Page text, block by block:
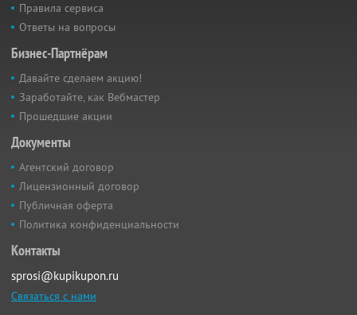
Правила сервиса
Ответы на вопросы
Бизнес-Партнёрам
Давайте сделаем акцию!
Заработайте, как Вебмастер
Прошедшие акции
Документы
Агентский договор
Лицензионный договор
Публичная оферта
Политика конфиденциальности
Контакты
sprosi@kupikupon.ru
Связаться с нами